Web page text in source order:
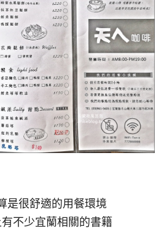
是很舒適的用餐環境
不少宜蘭相關的書籍